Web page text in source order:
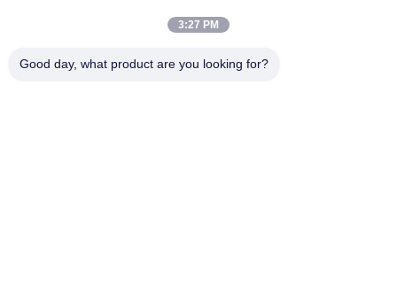
90 度磁気 RJ45 ジャックの 10/100M RJ45 8P8C のメス コネク
3:27 PM
Good day, what product are you looking for?